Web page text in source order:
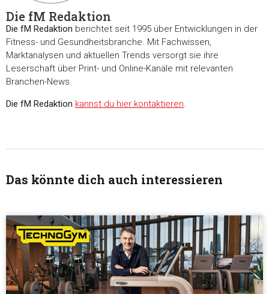
Zustimmung Details Über
Die fM Redaktion
Die fM Redaktion berichtet seit 1995 über Entwicklungen in der
Fitness- und Gesundheitsbranche. Mit Fachwissen,
Marktanalysen und aktuellen Trends versorgt sie ihre
Leserschaft über Print- und Online-Kanäle mit relevanten
Branchen-News.
Die fM Redaktion kannst du hier kontaktieren.
Das könnte dich auch interessieren